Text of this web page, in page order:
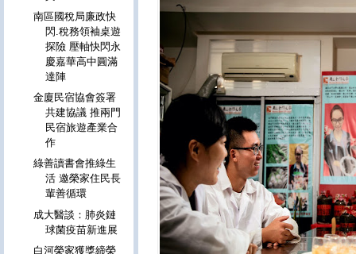
南區國稅局廉政快
閃.稅務領袖桌遊
探險 壓軸快閃永
慶嘉華高中圓滿
達陣
金廈民宿協會簽署
共建協議 推兩門
民宿旅遊產業合
作
綠善讀書會推綠生
活 邀榮家住民長
輩善循環
成大醫談：肺炎鏈
球菌疫苗新進展
白河榮家獲獎締榮